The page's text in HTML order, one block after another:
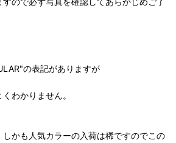
の表記がありますが
わかりません。
かも人気カラーの入荷は稀ですのでこの